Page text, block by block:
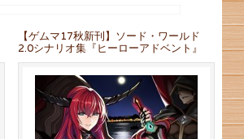
【ゲムマ17秋新刊】ソード・ワールド
2.0シナリオ集『ヒーローアドベント』